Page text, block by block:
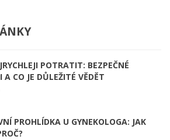
POTRATIT: BEZPEČNÉ
A CO JE DŮLEŽITÉ VĚDĚT
PROHLÍDKA U GYNEKOLOGA: JAK